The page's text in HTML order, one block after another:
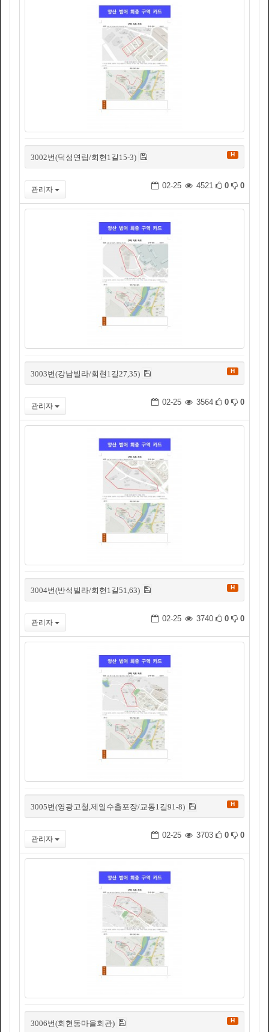
3002번(덕성연립/회현1길15-3) H
관리자 02-25 4521 0 0
3003번(강남빌라/회현1길27,35) H
관리자 02-25 3564 0 0
3004번(반석빌라/회현1길51,63) H
관리자 02-25 3740 0 0
3005번(영광고철,제일수출포장/교동1길91-8) H
관리자 02-25 3703 0 0
3006번(회현동마을회관) H